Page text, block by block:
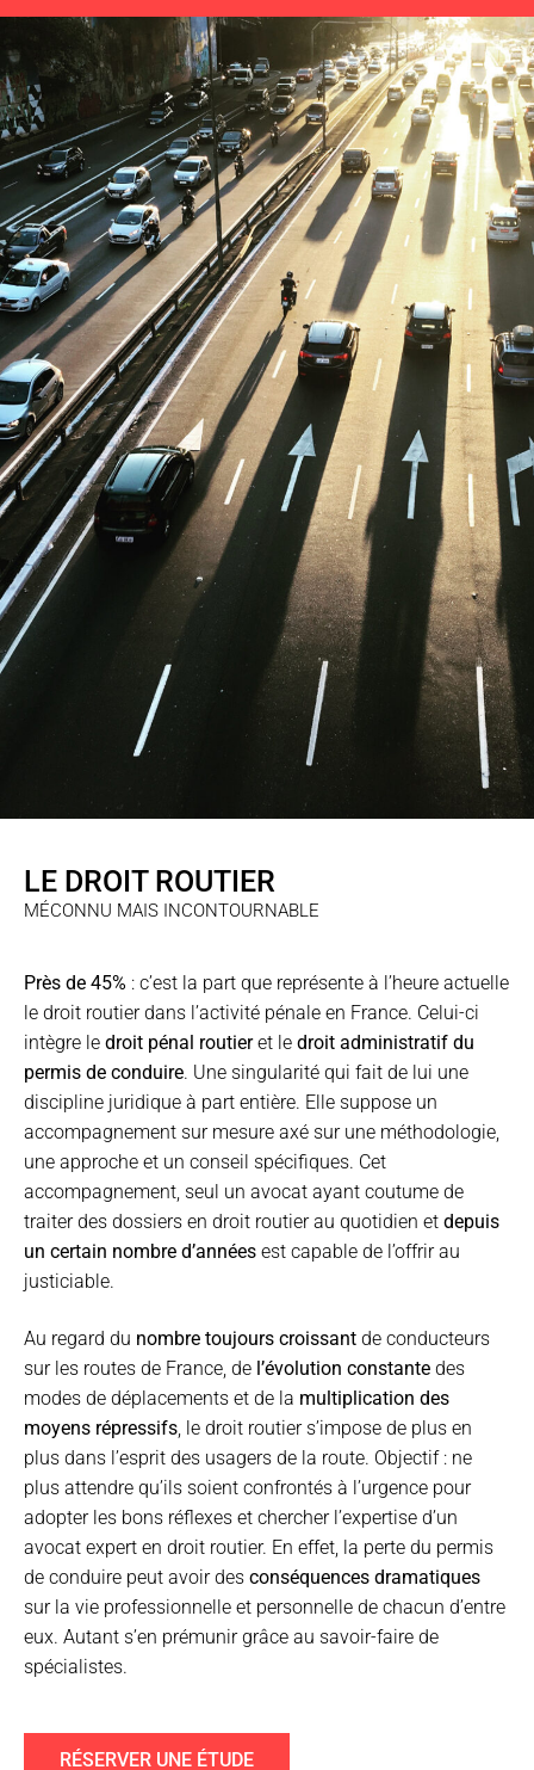
LE DROIT ROUTIER
MÉCONNU MAIS INCONTOURNABLE
Près de 45% : c’est la part que représente à l’heure actuelle
le droit routier dans l’activité pénale en France. Celui-ci
intègre le droit pénal routieret le droit administratif du
permis de conduire. Une singularité qui fait de lui une
discipline juridique à part entière. Elle suppose un
accompagnement sur mesure axé sur une méthodologie,
une approche et un conseil spécifiques. Cet
accompagnement, seul un avocat ayant coutume de
traiter des dossiers en droit routier au quotidien et depuis
un certain nombre d’années est capable de l’offrir au
justiciable.
Au regard du nombre toujours croissant de conducteurs
sur les routes de France, de l’évolution constante des
modes de déplacements et de la multiplication des
moyens répressifs, le droit routier s’impose de plus en
plus dans l’esprit des usagers de la route. Objectif : ne
plus attendre qu’ils soient confrontés à l’urgence pour
adopter les bons réflexes et chercher l’expertise d’un
avocat expert en droit routier. En effet, la perte du permis
de conduire peut avoir des conséquences dramatiques
sur la vie professionnelle et personnelle de chacun d’entre
eux. Autant s’en prémunir grâce au savoir-faire de
spécialistes.
RÉSERVER UNE ÉTUDE